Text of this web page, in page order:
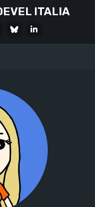
ITALIA
BlueskyLinkedIn